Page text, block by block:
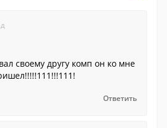
своему другу комп он ко мне
Ответить